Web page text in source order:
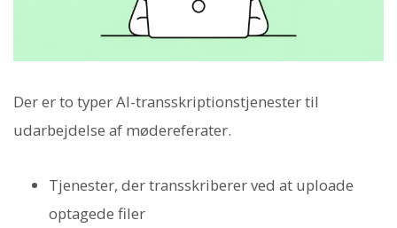
Der er to typer AI-transskriptionstjenester til
udarbejdelse af mødereferater.
Tjenester, der transskriberer ved at uploade
optagede filer